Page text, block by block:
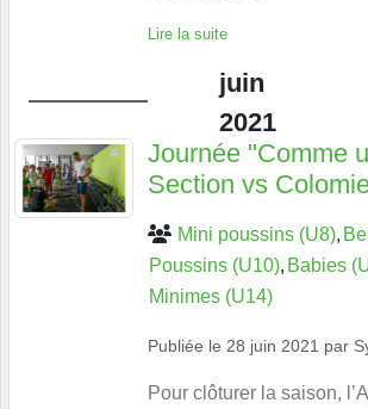
Lire la suite
juin
2021
Journée "Comme
Section vs
Mini poussins (U8)
Poussins (U10) Babies
Minimes (U14)
Publiée le 28 juin 2021 par
Pour clôturer la saison,